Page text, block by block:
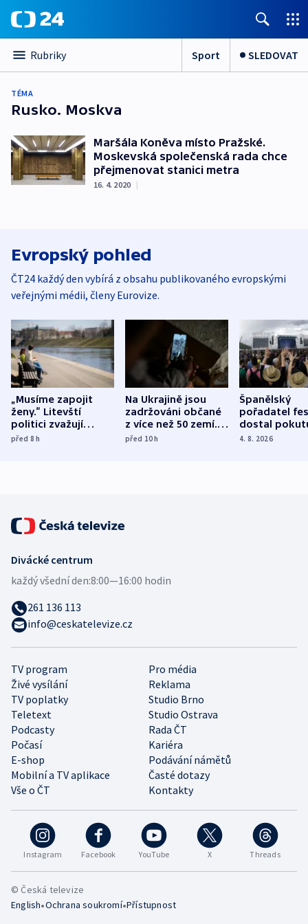
Rubriky Sport SLEDOVAT
TÉMA
Rusko. Moskva
Maršála Koněva místo Pražské.
Moskevská společenská rada chce
přejmenovat stanici metra
16. 4. 2020 |
Evropský pohled
ČT24 každý den vybírá z obsahu publikovaného evropskými
veřejnými médii, členy Eurovize.
„Musíme zapojit
ženy.“ Litevští
politici zvažují
dohodu o
před 8h
Na Ukrajině jsou
zadržováni občané
z více než 50 zemí.
Bojovali na straně
před 10h
Španělský
pořadatel
dostal
nekalé
4. 8. 2026
Instagram Facebook YouTube X Threads
TV program
Pro média
Živé vysílání
Reklama
TV poplatky
Studio Brno
Teletext
Studio Ostrava
Podcasty
Rada ČT
Počasí
Kariéra
E-shop
Podávání námětů
Mobilní a TV aplikace
Časté dotazy
Vše o ČT
Kontakty
Divácké centrum
každý všední den:8:00—16:00 hodin
261 136 113
info@ceskatelevize.cz
© Česká televize
English•Ochrana soukromí•Přístupnost